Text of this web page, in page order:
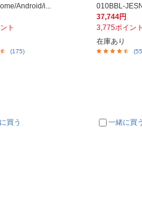
Android/i...
ト
(175)
買う
010BBL-
37,744円
3,775ポイント
在庫あり
一緒に買う